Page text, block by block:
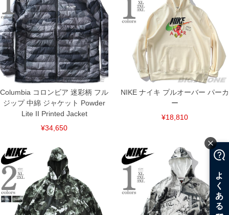
COLOR VARIATION
Columbia コロンビア 迷彩柄 フル
ジップ 中綿 ジャケット Powder
Lite II Printed Jacket
¥34,650
NIKE ナイキ プルオーバー パーカ
ー
¥18,810